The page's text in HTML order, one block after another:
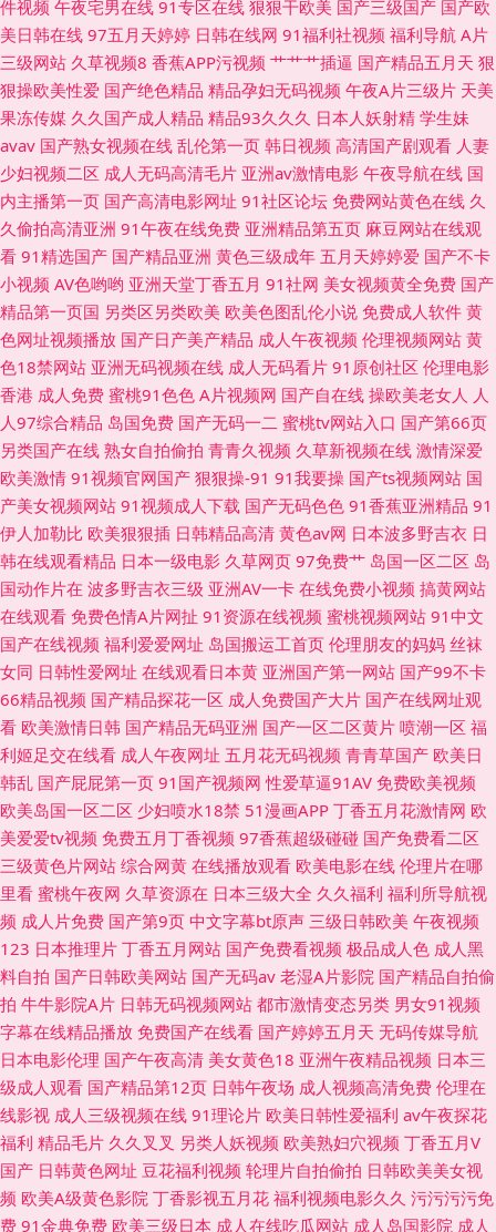
三级黄色免费 福利片国模 51福利不卡 男女男啪啪啪 91岁成人网站 日韩理论
在线 夜福利第一区日韩 男人的天常黄色片 91海角在线观看 污视频在线观看
网址 韩日a片 91九玖 人妖网站 第一福利社区av 人妖操妇幼 av东方在线观看
亚洲日韩国产精 激情深爱中文字幕 国产91视频网站大全 91秘秘片黄免费观
看 丝袜肏屄肏屄丝袜 成人国产五区 91N视频免费看 久久国产成人 91青青娱
乐 日本91TV av网站网址在线免费 五月天色色 国产91视频 91cn网站 久草资
源网站 91露脸双飞 欧美色图41P 97资源在线视频 熟女一区二区三区 国产ts
视频 91国内免费在线视频 日韩不卡五区 av色图网站 91n国产欧美在线 久久
高清黄色视频网 91骚视频免费完整 色色热99 福利TV在线 91aV青青 久草cn
91露踝女生视频推荐
件视频 午夜宅男在线 91专区在线 狠狠干欧美 国产三级国产 国产欧
美日韩在线 97五月天婷婷 日韩在线网 91福利社视频 福利导航 A片
三级网站 久草视频8 香蕉APP污视频 艹艹艹插逼 国产精品五月天 狠
狠操欧美性爱 国产绝色精品 精品孕妇无码视频 午夜A片三级片 天美
果冻传媒 久久国产成人精品 精品93久久久 日本人妖射精 学生妹
avav 国产熟女视频在线 乱伦第一页 韩日视频 高清国产剧观看 人妻
少妇视频二区 成人无码高清毛片 亚洲av激情电影 午夜导航在线 国
内主播第一页 国产高清电影网址 91社区论坛 免费网站黄色在线 久
久偷拍高清亚洲 91午夜在线免费 亚洲精品第五页 麻豆网站在线观
看 91精选国产 国产精品亚洲 黄色三级成年 五月天婷婷爱 国产不卡
小视频 AV色哟哟 亚洲天堂丁香五月 91社网 美女视频黄全免费 国产
精品第一页国 另类区另类欧美 欧美色图乱伦小说 免费成人软件 黄
色网址视频播放 国产日产美产精品 成人午夜视频 伦理视频网站 黄
色18禁网站 亚洲无码视频在线 成人无码看片 91原创社区 伦理电影
香港 成人免费 蜜桃91色色 A片视频网 国产自在线 操欧美老女人 人
人97综合精品 岛国免费 国产无码一二 蜜桃tv网站入口 国产第66页
另类国产在线 熟女自拍偷拍 青青久视频 久草新视频在线 激情深爱
欧美激情 91视频官网国产 狠狠操-91 91我要操 国产ts视频网站 国
产美女视频网站 91视频成人下载 国产无码色色 91香蕉亚洲精品 91
伊人加勒比 欧美狠狠插 日韩精品高清 黄色av网 日本波多野吉衣 日
韩在线观看精品 日本一级电影 久草网页 97免费艹 岛国一区二区 岛
国动作片在 波多野吉衣三级 亚洲AV一卡 在线免费小视频 搞黄网站
在线观看 免费色情A片网扯 91资源在线视频 蜜桃视频网站 91中文
国产在线视频 福利爱爱网址 岛国搬运工首页 伦理朋友的妈妈 丝袜
女同 日韩性爱网址 在线观看日本黄 亚洲国产第一网站 国产99不卡
66精品视频 国产精品探花一区 成人免费国产大片 国产在线网址观
看 欧美激情日韩 国产精品无码亚洲 国产一区二区黄片 喷潮一区 福
利姬足交在线看 成人午夜网址 五月花无码视频 青青草国产 欧美日
韩乱 国产屁屁第一页 91国产视频网 性爱草逼91AV 免费欧美视频
欧美岛国一区二区 少妇喷水18禁 51漫画APP 丁香五月花激情网 欧
美爱爱tv视频 免费五月丁香视频 97香蕉超级碰碰 国产免费看二区
三级黄色片网站 综合网黄 在线播放观看 欧美电影在线 伦理片在哪
里看 蜜桃午夜网 久草资源在 日本三级大全 久久福利 福利所导航视
频 成人片免费 国产第9页 中文字幕bt原声 三级日韩欧美 午夜视频
123 日本推理片 丁香五月网站 国产免费看视频 极品成人色 成人黑
料自拍 国产日韩欧美网站 国产无码av 老湿A片影院 国产精品自拍偷
拍 牛牛影院A片 日韩无码视频网站 都市激情变态另类 男女91视频
字幕在线精品播放 免费国产在线看 国产婷婷五月天 无码传媒导航
日本电影伦理 国产午夜高清 美女黄色18 亚洲午夜精品视频 日本三
级成人观看 国产精品第12页 日韩午夜场 成人视频高清免费 伦理在
线影视 成人三级视频在线 91理论片 欧美日韩性爱福利 av午夜探花
福利 精品毛片 久久叉叉 另类人妖视频 欧美熟妇穴视频 丁香五月V
国产 日韩黄色网址 豆花福利视频 轮理片自拍偷拍 日韩欧美美女视
频 欧美A级黄色影院 丁香影视五月花 福利视频电影久久 污污污污免
费 91金典免费 欧美三级日本 成人在线吃瓜网站 成人岛国影院 成人